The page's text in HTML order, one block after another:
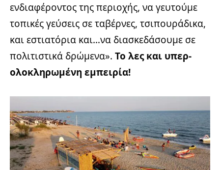
ενδιαφέροντος της περιοχής, να γευτούμε
τοπικές γεύσεις σε ταβέρνες, τσιπουράδικα,
και εστιατόρια και…να διασκεδάσουμε σε
πολιτιστικά δρώμενα». Το λες και υπερ-
ολοκληρωμένη εμπειρία!